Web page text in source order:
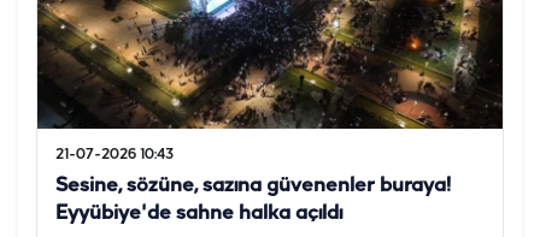
21-07-2026 10:43
Sesine, sözüne, sazına güvenenler buraya!
Eyyübiye'de sahne halka açıldı